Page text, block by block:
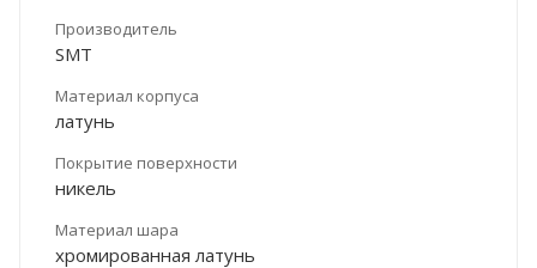
Производитель
SMT
Материал корпуса
латунь
Покрытие поверхности
никель
Материал шара
хромированная латунь